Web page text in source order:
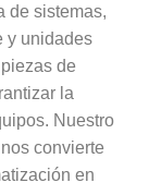
de sistemas,
y unidades
de
la
Nuestro
convierte
en